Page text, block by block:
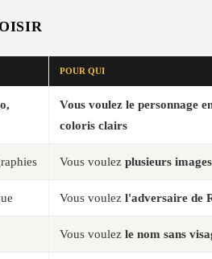
POUR QUI
Vous voulez le personnage
coloris clairs
Vous voulez plusieurs images
Vous voulez l'adversaire de
Vous voulez le nom sans